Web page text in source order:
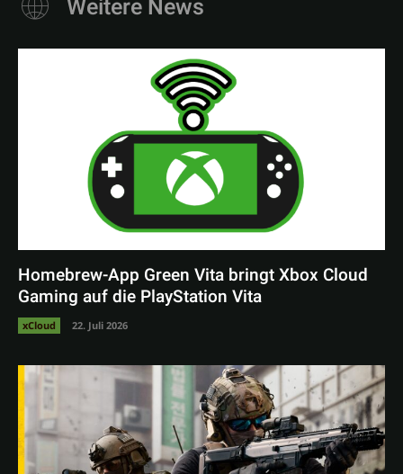
Weitere News
Homebrew-App Green Vita bringt Xbox Cloud
Gaming auf die PlayStation Vita
xCloud 22. Juli 2026